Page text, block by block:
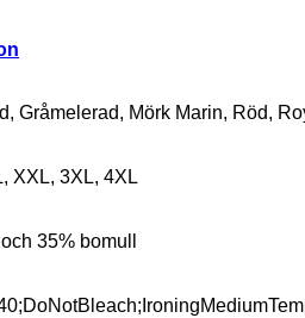
Gråmelerad, Mörk Marin, Röd,
XXL, 3XL, 4XL
35% bomull